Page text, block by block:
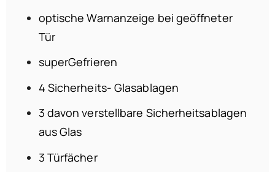
optische Warnanzeige bei geöffneter
Tür
superGefrieren
4 Sicherheits- Glasablagen
3 davon verstellbare Sicherheitsablagen
aus Glas
3 Türfächer